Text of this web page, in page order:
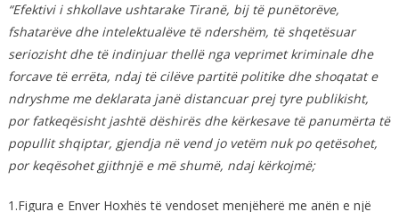
“Efektivi i shkollave ushtarake Tiranë, bij të punëtorëve,
fshatarëve dhe intelektualëve të ndershëm, të shqetësuar
seriozisht dhe të indinjuar thellë nga veprimet kriminale dhe
forcave të errëta, ndaj të cilëve partitë politike dhe shoqatat e
ndryshme me deklarata janë distancuar prej tyre publikisht,
por fatkeqësisht jashtë dëshirës dhe kërkesave të panumërta të
popullit shqiptar, gjendja në vend jo vetëm nuk po qetësohet,
por keqësohet gjithnjë e më shumë, ndaj kërkojmë;
1.Figura e Enver Hoxhës të vendoset menjëherë me anën e një